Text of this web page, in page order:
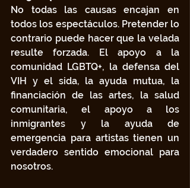
No todas las causas encajan en
todos los espectáculos. Pretender lo
contrario puede hacer que la velada
resulte forzada. El apoyo a la
comunidad LGBTQ+, la defensa del
VIH y el sida, la ayuda mutua, la
financiación de las artes, la salud
comunitaria, el apoyo a los
inmigrantes y la ayuda de
emergencia para artistas tienen un
verdadero sentido emocional para
nosotros.